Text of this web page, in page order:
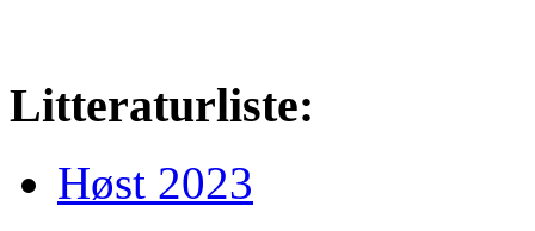
Litteraturliste:
Høst 2023